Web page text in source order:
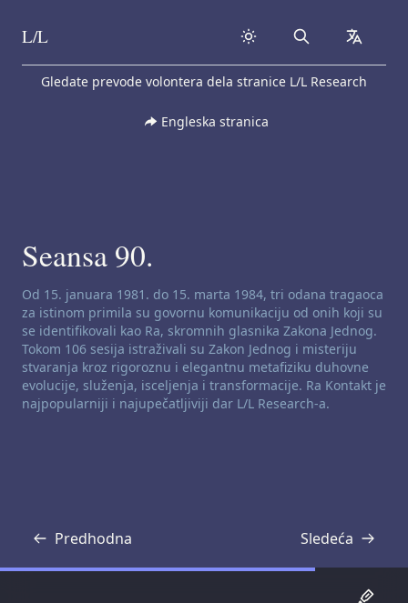
Skip to content
L/L Search
Gledate prevode volontera dela stranice L/L Research
Engleska stranica
Seansa 90.
Odricanje od odgovornosti za kanaliziranje:
Od 15. januara 1981. do 15. marta 1984, tri odana tragaoca
za istinom primila su govornu komunikaciju od onih koji su
se identifikovali kao Ra, skromnih glasnika Zakona Jednog.
Tokom 106 sesija istraživali su Zakon Jednog i misteriju
stvaranja kroz rigoroznu i elegantnu metafiziku duhovne
evolucije, služenja, isceljenja i transformacije. Ra Kontakt je
najpopularniji i najupečatljiviji dar L/L Research-a.
Predhodna
Transkripcija Sledeća
Transkripcija